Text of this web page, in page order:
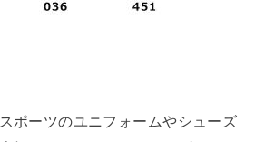
ポーツのユニフォームやシューズ